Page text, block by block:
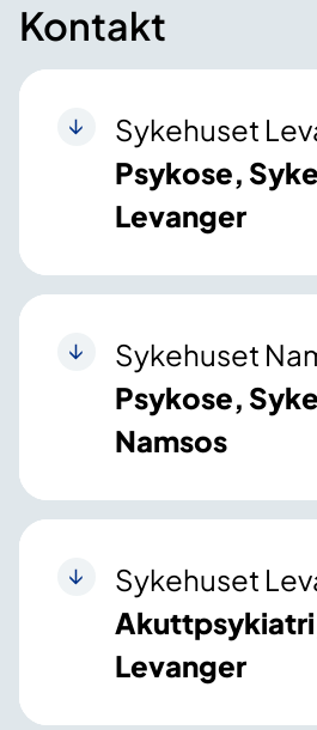
Kontakt
Sykehuset
Psykose,
Levanger
Sykehuset
Psykose,
Namsos
Sykehuset
Levanger